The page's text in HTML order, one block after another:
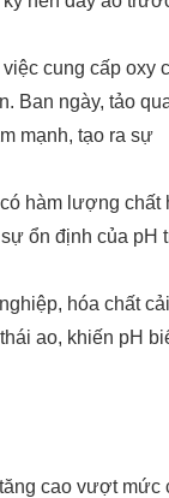
cung cấp oxy
Ban ngày, tảo
mạnh, tạo ra sự
hàm lượng chất
ổn định của pH
hóa chất
ao, khiến pH
cao vượt mức